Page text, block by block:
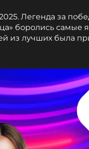
Легенда за
боролись самые
из лучших была